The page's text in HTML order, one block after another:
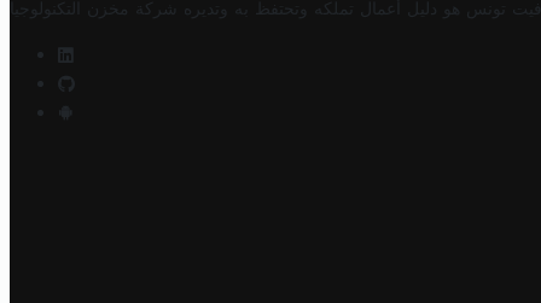
تونس هو دليل أعمال تملكه وتحتفظ به وتديره شركة مخزن التكنولوجيا